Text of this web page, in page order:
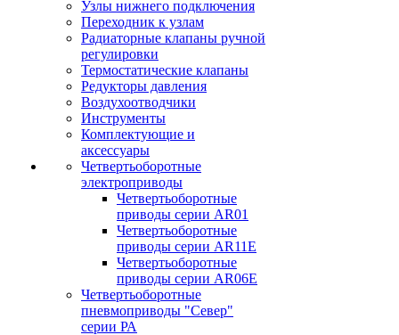
Узлы нижнего подключения
Переходник к узлам
Радиаторные клапаны ручной
регулировки
Термостатические клапаны
Редукторы давления
Воздухоотводчики
Инструменты
Комплектующие и
аксессуары
Четвертьоборотные
электроприводы
Четвертьоборотные
приводы серии AR01
Четвертьоборотные
приводы серии AR11E
Четвертьоборотные
приводы серии AR06E
Четвертьоборотные
пневмоприводы "Север"
серии РА